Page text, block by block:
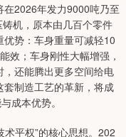
2026年发力9000吨乃至
机，原本由几百个零件
势：车身重量可减轻10
效；车身刚性大幅增强，
还能腾出更多空间给电
制造工艺的革新，将成
成本优势。
术平权”的核心思想。202